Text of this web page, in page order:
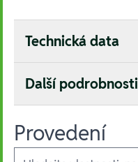
Technická data
Další podrobnosti
Provedení
Ausführungen